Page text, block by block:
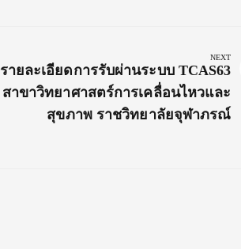
NEXT
Next
Post:
รายละเอียดการรับผ่านระบบ TCAS63
สาขาวิทยาศาสตร์การเคลื่อนไหวและ
สุขภาพ ราชวิทยาลัยจุฬาภรณ์